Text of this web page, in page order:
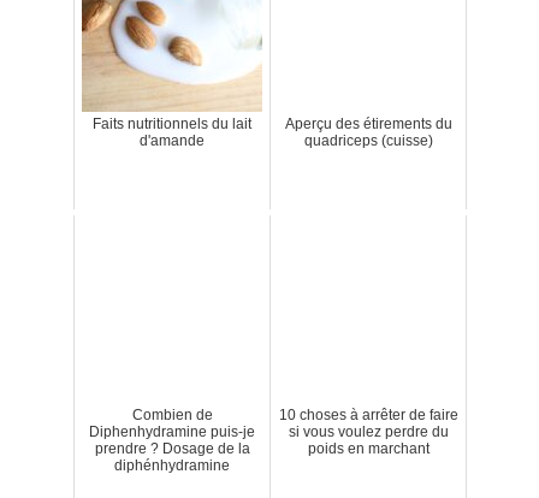
Faits nutritionnels du lait
d'amande
Aperçu des étirements du
quadriceps (cuisse)
Combien de
Diphenhydramine puis-je
prendre ? Dosage de la
diphénhydramine
10 choses à arrêter de faire
si vous voulez perdre du
poids en marchant